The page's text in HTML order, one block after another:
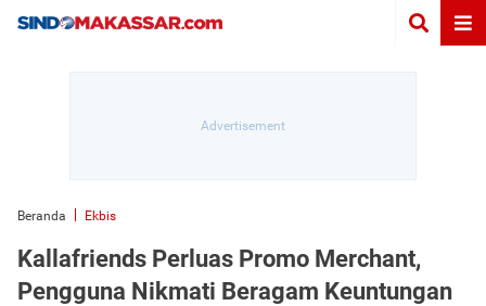
Beranda Ekbis
Kallafriends Perluas Promo Merchant,
Pengguna Nikmati Beragam Keuntungan